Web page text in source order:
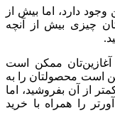
دارد، اما بیش از
چیزی بیش از آنچه
آغازین‌تان ممکن است
است محصولتان را به
از آن بفروشید، اما
را همراه با خرید